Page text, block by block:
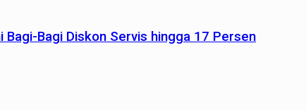
Bagi Diskon Servis hingga 17 Persen